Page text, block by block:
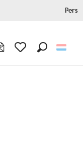
Pers